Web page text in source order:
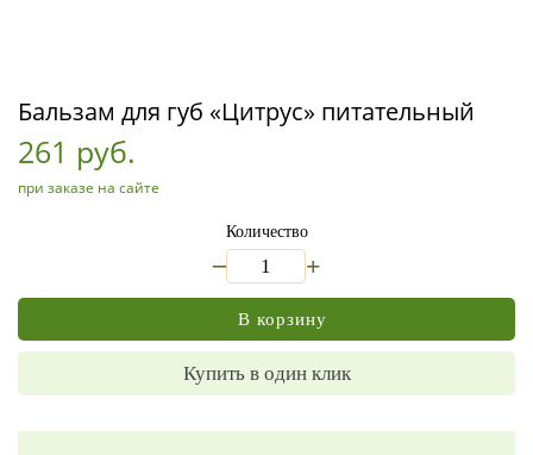
Бальзам для губ «Цитрус» питательный
261 руб.
при заказе на сайте
Количество
+
В корзину
Купить в один клик